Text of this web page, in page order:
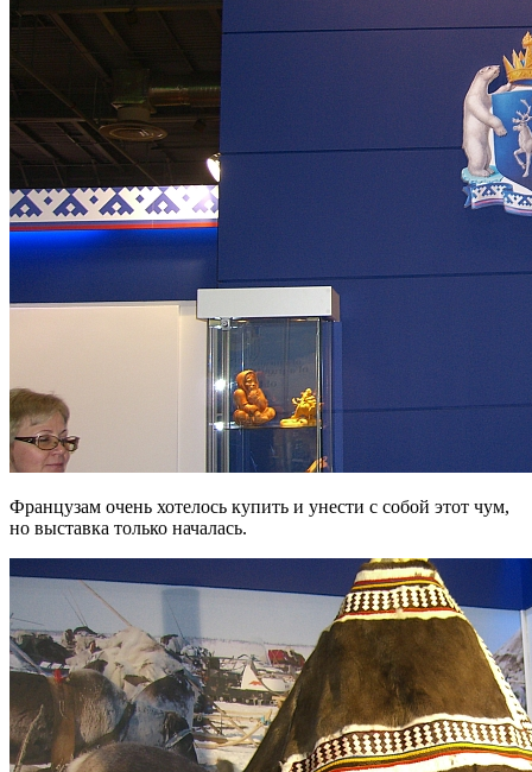
Французам очень хотелось купить и унести с собой этот чум,
но выставка только началась.